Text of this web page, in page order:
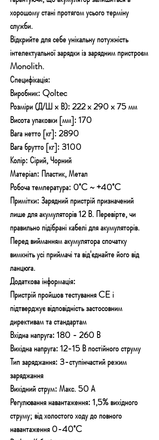
хорошому стані протягом усього терміну
служби.
Відкрийте для себе унікальну потужність
інтелектуальної зарядки із зарядним пристроєм
Monolith.
Специфікація:
Виробник: Qoltec
Розміри (Д/Ш x В): 222 x 290 x 75 мм
Висота упаковки [мм]: 170
Вага нетто [кг]: 2890
Вага брутто [кг]: 3100
Колір: Сірий, Чорний
Матеріал: Пластик, Метал
Робоча температура: 0˚C ~ +40˚C
Примітки: Зарядний пристрій призначений
лише для акумуляторів 12 В. Перевірте, чи
правильно підібрані кабелі для акумуляторів.
Перед вийманням акумулятора спочатку
вимкніть усі приймачі та від'єднайте його від
ланцюга.
Додаткова інформація:
Пристрій пройшов тестування CE і
підтверджує відповідність застосовним
директивам та стандартам
Вхідна напруга: 180 - 260 В
Вихідна напруга: 12-15 В постійного струму
Тип заряджання: 3-ступінчастий режим
заряджання
Вихідний струм: Макс. 50 А
Регулювання навантаження: 1,5% вихідного
струму; від холостого ходу до повного
навантаження 0-40˚C